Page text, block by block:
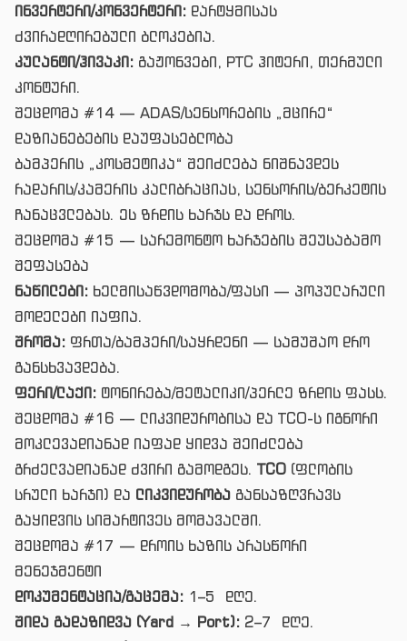
ინვერტერი/კონვერტერი: დარტყმისას
ძვირადღირებული ბლოკებია.
კულანტი/ჰივაკი: გაჟონვები, PTC ჰიტერი, თერმული
კონტური.
შეცდომა #14 — ADAS/სენსორების „მცირე“
დაზიანებების დაუფასებლობა
ბამპერის „კოსმეტიკა“ შეიძლება ნიშნავდეს
რადარის/კამერის კალიბრაციას, სენსორის/ბერკეტის
ჩანაცვლებას. ეს ზრდის ხარჯს და დროს.
შეცდომა #15 — სარემონტო ხარჯების შეუსაბამო
შეფასება
ნაწილები: ხელმისაწვდომობა/ფასი — პოპულარული
მოდელები იაფია.
შრომა: ფრთა/ბამპერი/საყრდენი — სამუშაო დრო
განსხვავდება.
ფერი/ლაქი: ტონირება/მეტალიკი/პერლე ზრდის ფასს.
შეცდომა #16 — ლიკვიდურობისა და TCO-ს იგნორი
მოკლევადიანად იაფად ყიდვა შეიძლება
გრძელვადიანად ძვირი გამოდგეს. TCO (ფლობის
სრული ხარჯი) და ლიკვიდურობა განსაზღვრავს
გაყიდვის სიმარტივეს მომავალში.
შეცდომა #17 — დროის ხაზის არასწორი
მენეჯმენტი
დოკუმენტაცია/გაცემა: 1–5 დღე.
შიდა გადაზიდვა (Yard → Port): 2–7 დღე.